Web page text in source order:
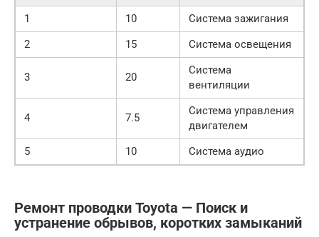
1 10
Система зажигания
2
15 Система освещения
3 20
Система
вентиляции
4 7.5
Система управления
двигателем
5
10 Система аудио
Ремонт проводки Toyota — Поиск и
устранение обрывов, коротких замыканий